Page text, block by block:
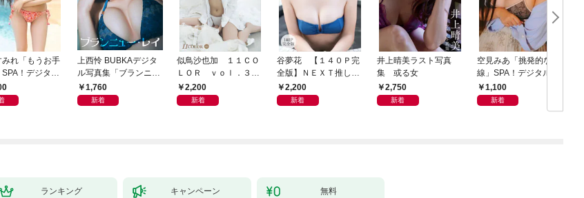
みれ「もうお手
！デジタル
上西怜 BUBKAデジタ
ル写真集「ブランニュ
ー・レイ」
1,760
新着
似鳥沙也加 １１ＣＯ
ＬＯＲ ｖｏｌ．３
ＦＲＩＤＡＹデジタル
写真集
2,200
新着
谷夢花 【１４０Ｐ完
全版】ＮＥＸＴ推しガ
ール！ １～４ ヤン
マガデジタル写真集
2,200
新着
井上晴美ラスト写真
集 或る女
2,750
新着
空見みあ「挑発的な視
線」SPA！デジタル写
真集1,100
新着
ランキング キャンペーン 無料